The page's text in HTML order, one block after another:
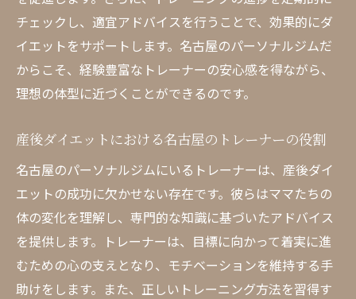
チェックし、適宜アドバイスを行うことで、効果的にダ
イエットをサポートします。名古屋のパーソナルジムだ
からこそ、経験豊富なトレーナーの安心感を得ながら、
理想の体型に近づくことができるのです。
産後ダイエットにおける名古屋のトレーナーの役割
名古屋のパーソナルジムにいるトレーナーは、産後ダイ
エットの成功に欠かせない存在です。彼らはママたちの
体の変化を理解し、専門的な知識に基づいたアドバイス
を提供します。トレーナーは、目標に向かって着実に進
むための心の支えとなり、モチベーションを維持する手
助けをします。また、正しいトレーニング方法を習得す